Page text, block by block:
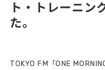
セミナー
ト・トレーニン
た。
TOKYO FM「ONE